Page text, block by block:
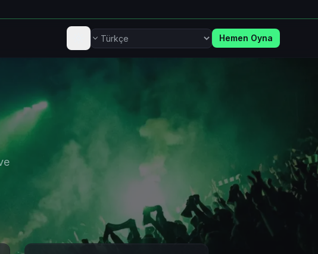
Dil
Hemen Oyna